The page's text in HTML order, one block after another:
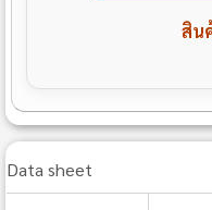
สิน
Data sheet